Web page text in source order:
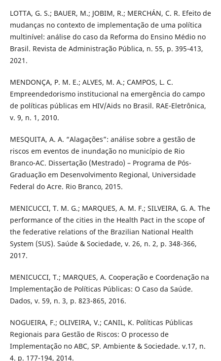
LOTTA, G. S.; BAUER, M.; JOBIM, R.; MERCHÁN, C. R. Efeito de
mudanças no contexto de implementação de uma política
multinível: análise do caso da Reforma do Ensino Médio no
Brasil. Revista de Administração Pública, n. 55, p. 395-413,
2021.
MENDONÇA, P. M. E.; ALVES, M. A.; CAMPOS, L. C.
Empreendedorismo institucional na emergência do campo
de políticas públicas em HIV/Aids no Brasil. RAE-Eletrônica,
v. 9, n. 1, 2010.
MESQUITA, A. A. “Alagações”: análise sobre a gestão de
riscos em eventos de inundação no município de Rio
Branco-AC. Dissertação (Mestrado) – Programa de Pós-
Graduação em Desenvolvimento Regional, Universidade
Federal do Acre. Rio Branco, 2015.
MENICUCCI, T. M. G.; MARQUES, A. M. F.; SILVEIRA, G. A. The
performance of the cities in the Health Pact in the scope of
the federative relations of the Brazilian National Health
System (SUS). Saúde & Sociedade, v. 26, n. 2, p. 348-366,
2017.
MENICUCCI, T.; MARQUES, A. Cooperação e Coordenação na
Implementação de Políticas Públicas: O Caso da Saúde.
Dados, v. 59, n. 3, p. 823-865, 2016.
NOGUEIRA, F.; OLIVEIRA, V.; CANIL, K. Políticas Públicas
Regionais para Gestão de Riscos: O processo de
Implementação no ABC, SP. Ambiente & Sociedade. v.17, n.
4. p. 177-194, 2014.